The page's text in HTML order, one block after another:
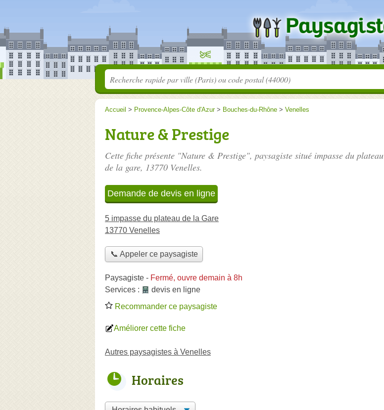
Accueil > Provence-Alpes-Côte d'Azur> Bouches-du-Rhône > Venelles
Nature & Prestige
Cette fiche présente "Nature & Prestige", paysagiste situé impasse du plateau
de la gare, 13770 Venelles.
Demande de devis en ligne
5 impasse du plateau de la Gare
13770 Venelles
📞 Appeler ce paysagiste
Paysagiste - Fermé, ouvre demain à 8h
Services :
devis en ligne
Recommander ce paysagiste
Améliorer cette fiche
Autres paysagistes à Venelles
Horaires